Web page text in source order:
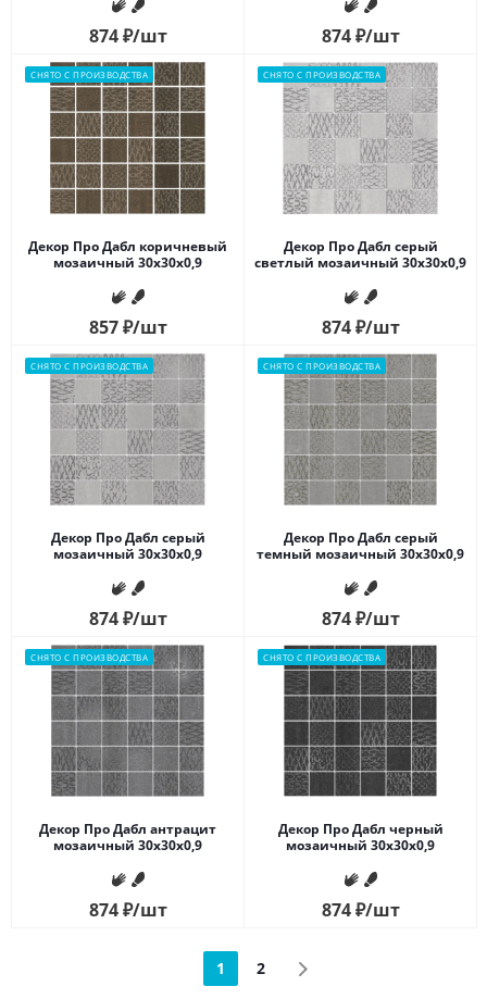
874₽/шт 874₽/шт
СНЯТО С ПРОИЗВОДСТВА
Декор Про Дабл коричневый
мозаичный 30x30x0,9
857₽/шт
СНЯТО С ПРОИЗВОДСТВА
Декор Про Дабл серый
светлый мозаичный 30x30x0,9
874₽/шт
СНЯТО С ПРОИЗВОДСТВА
Декор Про Дабл серый
мозаичный 30x30x0,9
874₽/шт
СНЯТО С ПРОИЗВОДСТВА
Декор Про Дабл серый
темный мозаичный 30x30x0,9
874₽/шт
СНЯТО С ПРОИЗВОДСТВА
Декор Про Дабл антрацит
мозаичный 30x30x0,9
874₽/шт
СНЯТО С ПРОИЗВОДСТВА
Декор Про Дабл черный
мозаичный 30x30x0,9
874₽/шт
1 2